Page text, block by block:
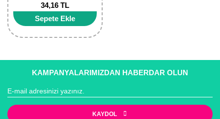
34,16 TL
Sepete Ekle
KAMPANYALARIMIZDAN HABERDAR OLUN
KAYDOL